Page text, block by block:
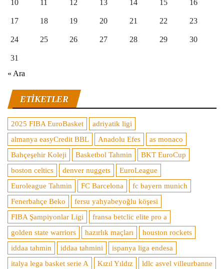
10 11 12 13 14 15 16
17 18 19 20 21 22 23
24 25 26 27 28 29 30
31
« Ara
ETIKETLER
2025 FIBA EuroBasket
adriyatik ligi
almanya easyCredit BBL
Anadolu Efes
as monaco
Bahçeşehir Koleji
Basketbol Tahmin
BKT EuroCup
boston celtics
denver nuggets
EuroLeague
Euroleague Tahmin
FC Barcelona
fc bayern munich
Fenerbahçe Beko
fersu yahyabeyoğlu köşesi
FIBA Şampiyonlar Ligi
fransa betclic elite pro a
golden state warriors
hazırlık maçları
houston rockets
iddaa tahmin
iddaa tahmini
ispanya liga endesa
italya lega basket serie A
Kızıl Yıldız
ldlc asvel villeurbanne